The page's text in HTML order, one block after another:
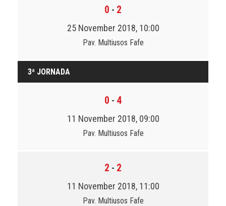
0 - 2
25 November 2018, 10:00
Pav. Multiusos Fafe
3ª JORNADA
0 - 4
11 November 2018, 09:00
Pav. Multiusos Fafe
2 - 2
11 November 2018, 11:00
Pav. Multiusos Fafe